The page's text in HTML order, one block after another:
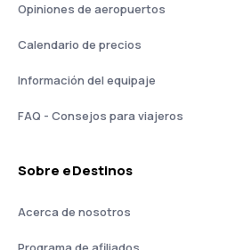
Opiniones de aeropuertos
Calendario de precios
Información del equipaje
FAQ - Consejos para viajeros
Sobre eDestinos
Acerca de nosotros